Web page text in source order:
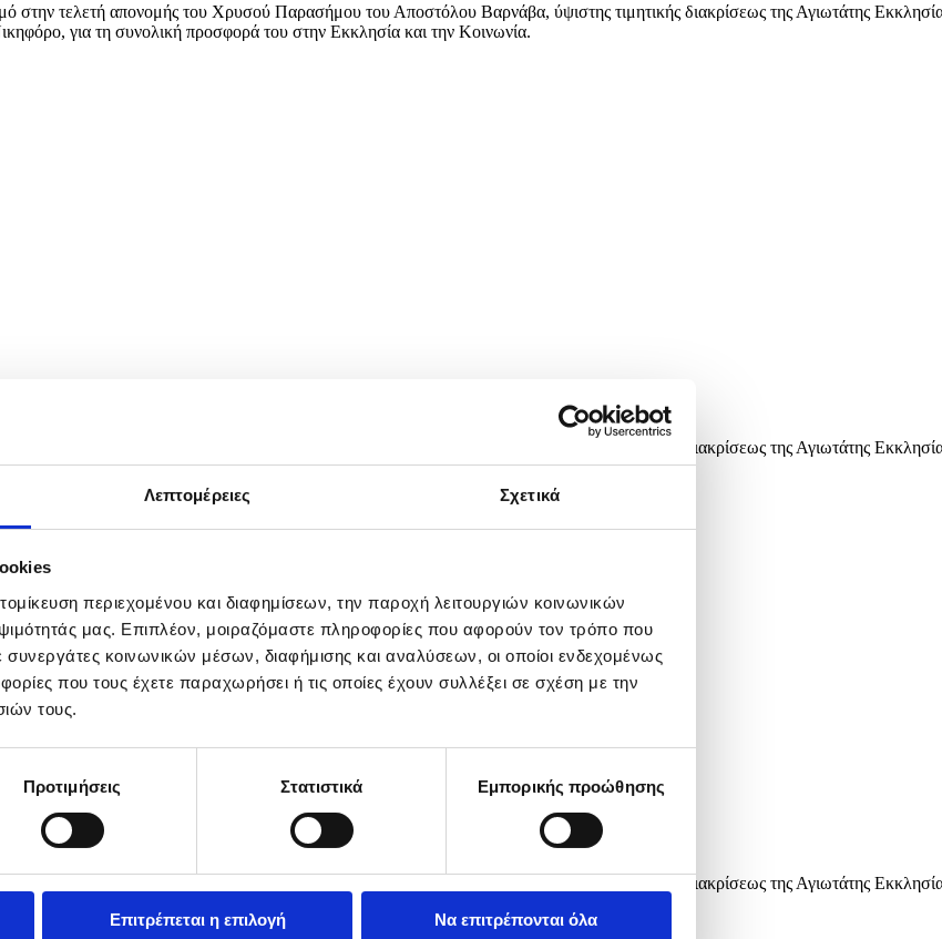
Λεπτομέρειες Σχετικά
περιεχομένου και διαφημίσεων, την παροχή λειτουργιών κοινωνικών
μας. Επιπλέον, μοιραζόμαστε πληροφορίες που αφορούν τον τρόπο που
συνεργάτες κοινωνικών μέσων, διαφήμισης και αναλύσεων, οι οποίοι ενδεχομένως
που τους έχετε παραχωρήσει ή τις οποίες έχουν συλλέξει σε σχέση με την
τους.
Προτιμήσεις Στατιστικά Εμπορικής προώθησης
Επιτρέπεται η επιλογή Να επιτρέπονται όλα
στην τελετή απονομής του Χρυσού Παρασήμου του Αποστόλου Βαρνάβα, ύψιστης τιμητικής διακρίσεως της Αγιωτάτης
για τη συνολική προσφορά του στην Εκκλησία και την Κοινωνία.
στην τελετή απονομής του Χρυσού Παρασήμου του Αποστόλου Βαρνάβα, ύψιστης τιμητικής διακρίσεως της Αγιωτάτης
για τη συνολική προσφορά του στην Εκκλησία και την Κοινωνία.
στην τελετή απονομής του Χρυσού Παρασήμου του Αποστόλου Βαρνάβα, ύψιστης τιμητικής διακρίσεως της Αγιωτάτης
για τη συνολική προσφορά του στην Εκκλησία και την Κοινωνία.